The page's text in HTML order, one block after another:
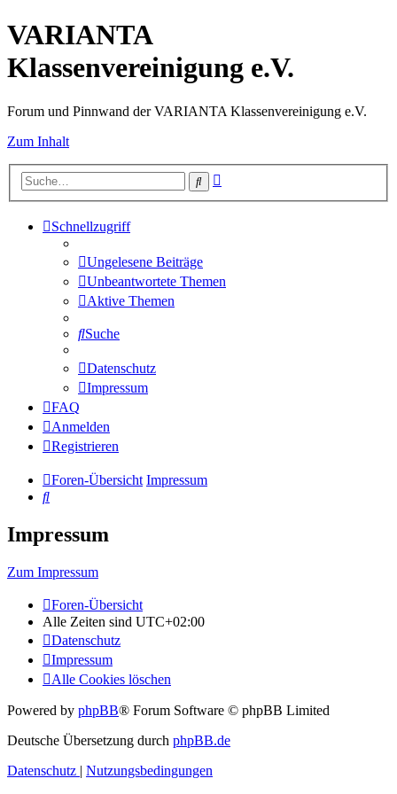
VARIANTA
Klassenvereinigung e.V.
Forum und Pinnwand der VARIANTA Klassenvereinigung e.V.
Zum Inhalt
Suche
Schnellzugriff
Ungelesene Beiträge
Unbeantwortete Themen
Aktive Themen
Suche
Datenschutz
Impressum
FAQ
Anmelden
Registrieren
Foren-Übersicht Impressum
Suche
Impressum
Zum Impressum
Foren-Übersicht
Alle Zeiten sind UTC+02:00
Datenschutz
Impressum
Alle Cookies löschen
Powered by phpBB® Forum Software © phpBB Limited
Deutsche Übersetzung durch phpBB.de
Datenschutz | Nutzungsbedingungen